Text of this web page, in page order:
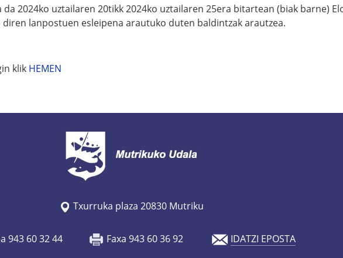
2024ko uztailaren 20tikk 2024ko uztailaren 25era bitartean (biak barne)
diren lanpostuen esleipena arautuko duten baldintzak arautzea.
klik HEMEN
Txurruka plaza 20830 Mutriku
943 60 32 44 Faxa 943 60 36 92 IDATZI EPOSTA